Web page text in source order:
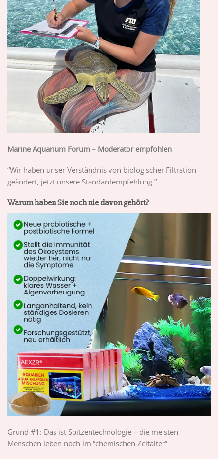
Marine Aquarium Forum – Moderator empfohlen
“Wir haben unser Verständnis von biologischer Filtration
geändert, jetzt unsere Standardempfehlung.”
Warum haben Sie noch nie davon gehört?
Grund #1: Das ist Spitzentechnologie – die meisten
Menschen leben noch im “chemischen Zeitalter”